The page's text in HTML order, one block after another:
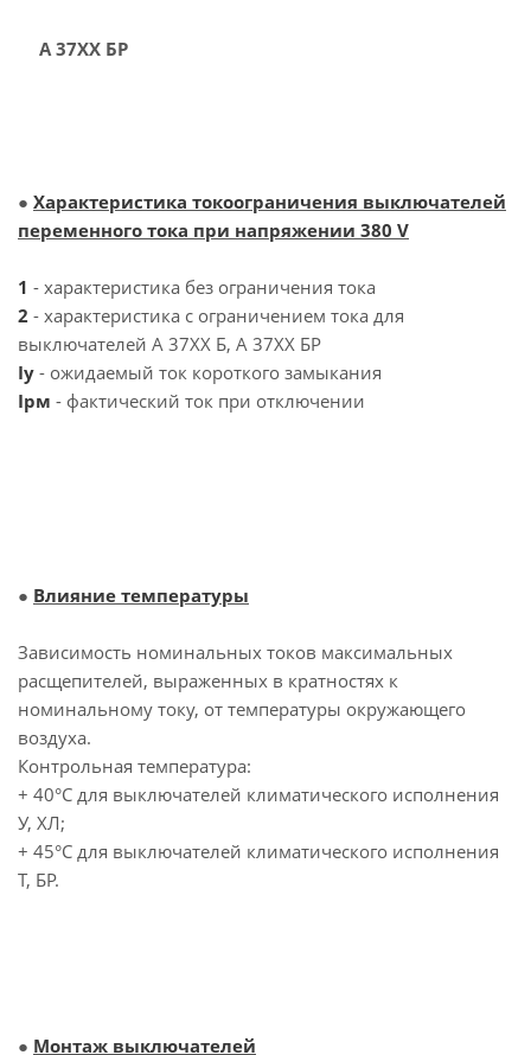
А 37ХХ БР
● Характеристика токоограничения выключателей
переменного тока при напряжении 380 V
1 - характеристика без ограничения тока
2 - характеристика с ограничением тока для
выключателей А 37ХХ Б, А 37ХХ БР
Iy - ожидаемый ток короткого замыкания
Iрм - фактический ток при отключении
● Влияние температуры
Зависимость номинальных токов максимальных
расщепителей, выраженных в кратностях к
номинальному току, от температуры окружающего
воздуха.
Контрольная температура:
+ 40°С для выключателей климатического исполнения
У, ХЛ;
+ 45°С для выключателей климатического исполнения
Т, БР.
● Монтаж выключателей